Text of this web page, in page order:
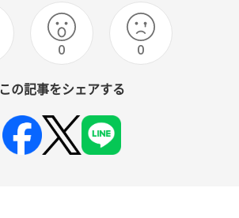
0 0
この記事をシェアする